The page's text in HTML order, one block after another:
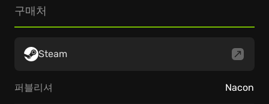
구매처
Steam
퍼블리셔 Nacon